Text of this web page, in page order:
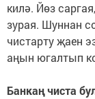
килә. Йөз
зурая. Шуннан
чистарту җаен
аңын югалтып
Банкаң чиста